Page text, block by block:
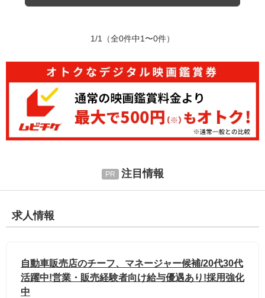
1/1 （全0件中1〜0件）
注目情報
求人情報
自動車販売店のチーフ、マネージャー候補/20代30代
活躍中!営業・販売経験者向け給与優遇あり!採用強化
中